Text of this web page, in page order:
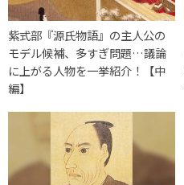
紫式部『源氏物語』の主人公の
モデル候補、多すぎ問題…議論
に上がる人物を一挙紹介！【中
編】